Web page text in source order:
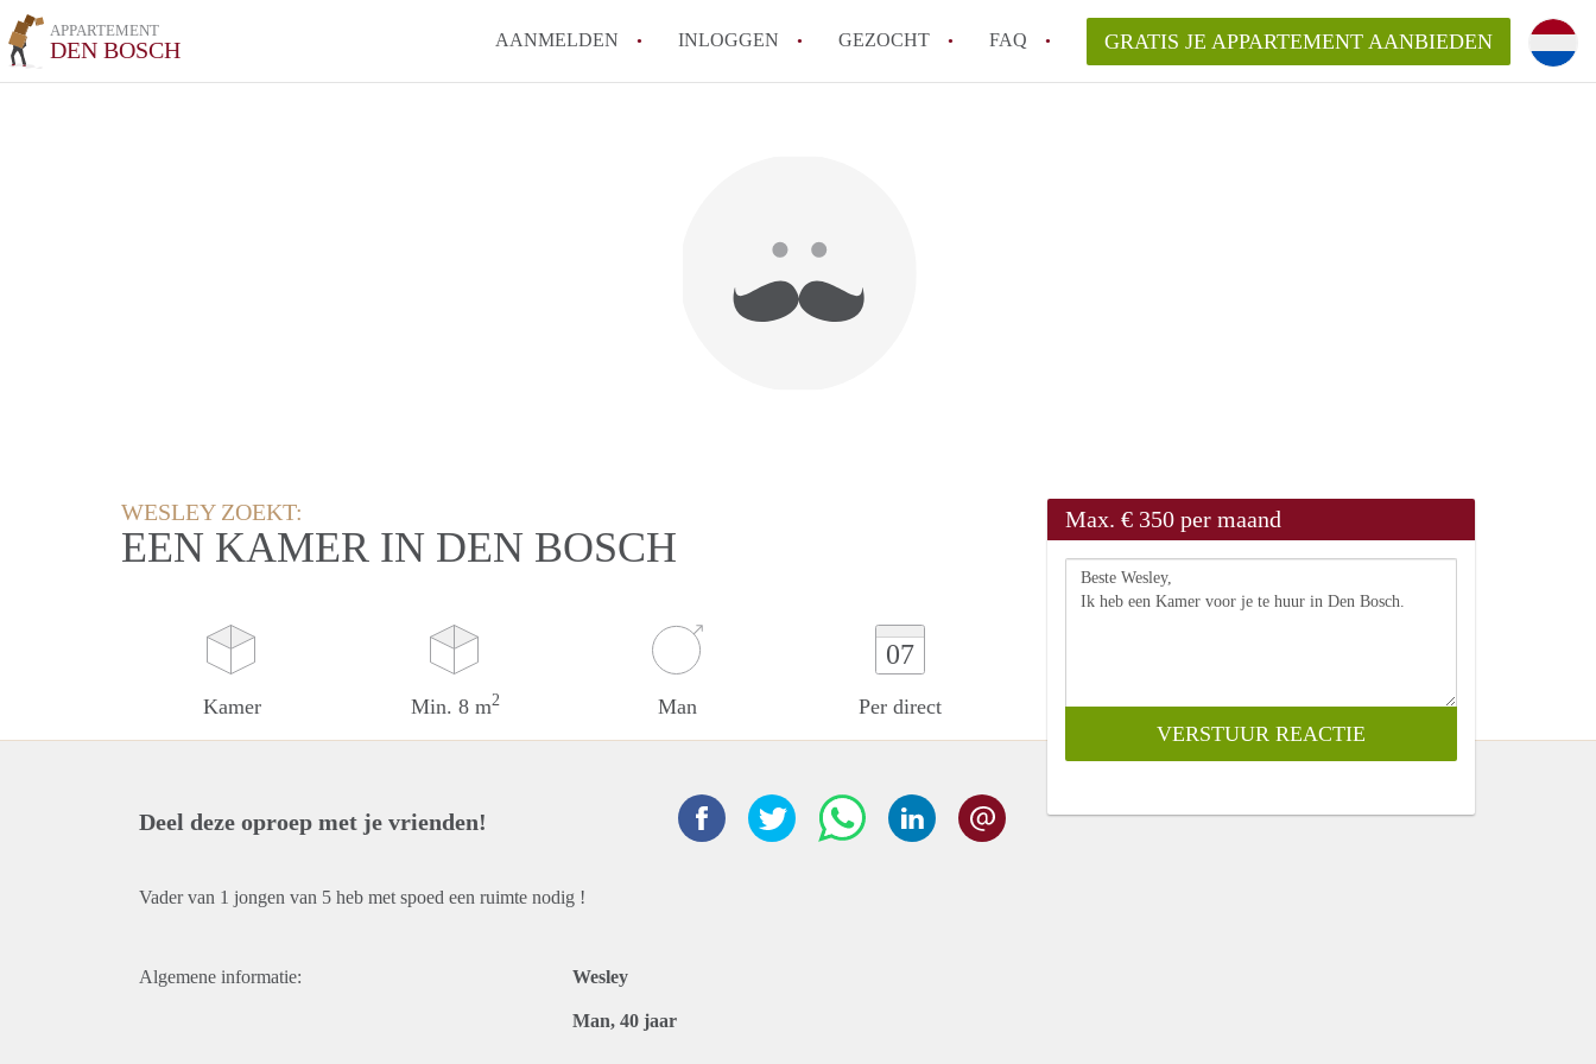
APPARTEMENT
DEN BOSCH AANMELDEN INLOGGEN GEZOCHT FAQ
Wat is de privacyverklaring van AppartementDenBosch?
Berekent AppartementDenBosch
makelaarsvergoeding/bemiddelingsvergoeding?
GRATIS JE APPARTEMENT AANBIEDEN
WESLEY ZOEKT:
EEN KAMER IN DEN BOSCH
Kamer Min. 8 m2 Man
07
Per direct
Max. € 350 per maand
Deel deze oproep met je vrienden!
Vader van 1 jongen van 5 heb met spoed een ruimte nodig !
Algemene informatie: Wesley
Man, 40 jaar